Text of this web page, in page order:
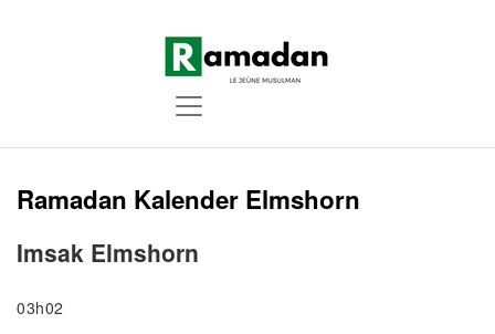
Ramadan Kalender Elmshorn
Imsak Elmshorn
03h02